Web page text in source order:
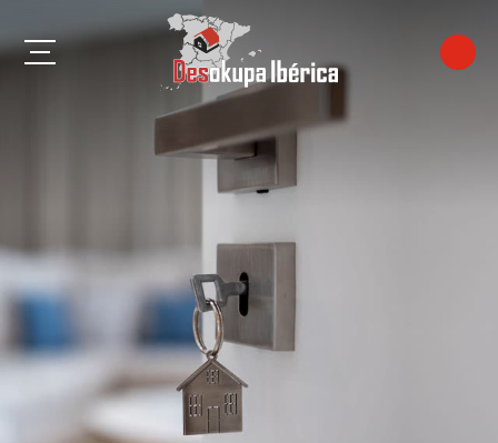
Benalmádena
Córdoba